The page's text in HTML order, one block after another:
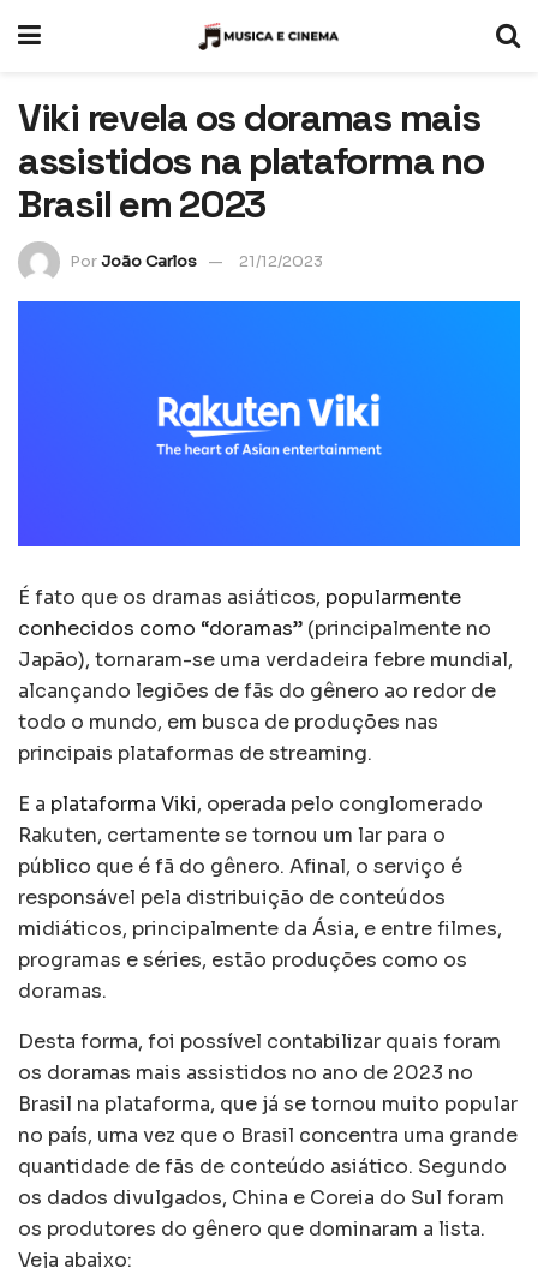
Viki revela os doramas mais
assistidos na plataforma no
Brasil em 2023
PorJoão Carlos 21/12/2023
É fato que os dramas asiáticos, popularmente
conhecidos como “doramas” (principalmente no
Japão), tornaram-se uma verdadeira febre mundial,
alcançando legiões de fãs do gênero ao redor de
todo o mundo, em busca de produções nas
principais plataformas de streaming.
E a plataforma Viki, operada pelo conglomerado
Rakuten, certamente se tornou um lar para o
público que é fã do gênero. Afinal, o serviço é
responsável pela distribuição de conteúdos
midiáticos, principalmente da Ásia, e entre filmes,
programas e séries, estão produções como os
doramas.
Desta forma, foi possível contabilizar quais foram
os doramas mais assistidos no ano de 2023 no
Brasil na plataforma, que já se tornou muito popular
no país, uma vez que o Brasil concentra uma grande
quantidade de fãs de conteúdo asiático. Segundo
os dados divulgados, China e Coreia do Sul foram
os produtores do gênero que dominaram a lista.
Veja abaixo: